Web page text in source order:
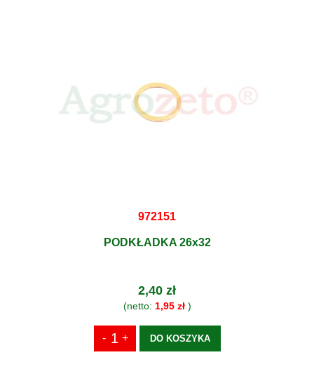
972151
PODKŁADKA 26x32
2,40 zł
(netto: 1,95 zł)
DO KOSZYKA